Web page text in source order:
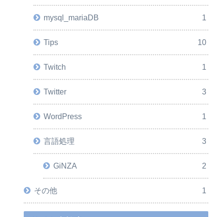
mysql_mariaDB 1
Tips 10
Twitch 1
Twitter 3
WordPress 1
言語処理 3
GiNZA 2
その他 1